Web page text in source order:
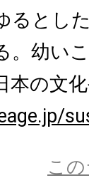
るとし
。幼い
本の文
こ